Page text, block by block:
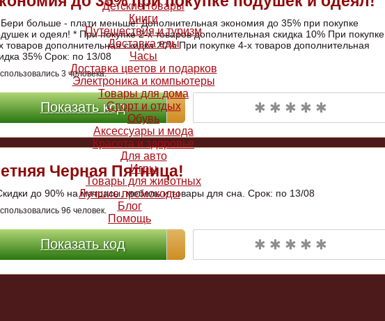
больше - плати меньше! Дополнительная экономия до 35% при покупке
и одеял! * При покупке 2-х товаров дополнительная скидка 10% При покупке
товаров дополнительная скидка 20% При покупке 4-х товаров дополнительная
35% Срок: по 13/08
3 человека.
Показать код ✱ ✱ ✱ ✱ ✱
Черная Пятница!
до 90% на матрасы, мебель и товары для сна. Срок: по 13/08
96 человек.
Показать код ✱ ✱ ✱ ✱ ✱
Детские товары
Книги
Путешествия и туризм
Доставка еды
Часы
Доставка цветов и подарков
Электроника и компьютеры
Товары для дома
Спорт и отдых
Обувь
Аксессуары и мода
Красота и здоровье
Для авто
Игры
Товары для животных
Лучшие промокоды
Блог
Помощь